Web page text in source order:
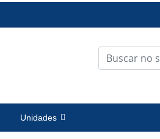
Unidades